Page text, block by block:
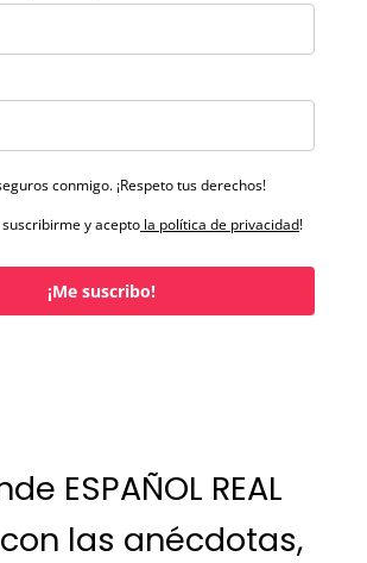
conmigo. ¡Respeto tus derechos!
suscribirme y acepto la política de privacidad!
¡Me suscribo!
ESPAÑOL REAL
las anécdotas,